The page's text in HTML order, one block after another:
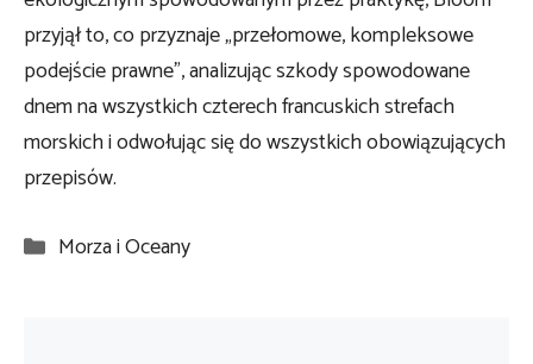
przyjął to, co przyznaje „przełomowe, kompleksowe
podejście prawne”, analizując szkody spowodowane
dnem na wszystkich czterech francuskich strefach
morskich i odwołując się do wszystkich obowiązujących
przepisów.
Kategorie
Morza i Oceany